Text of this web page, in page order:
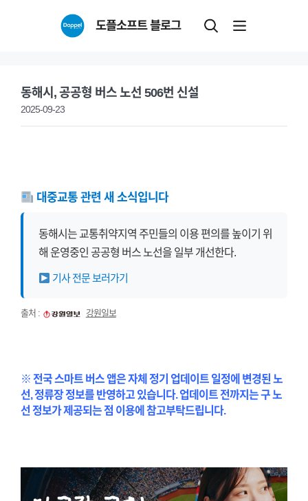
도플소프트 블로그
동해시, 공공형 버스 노선 506번 신설
2025-09-23
대중교통 관련 새 소식입니다
동해시는 교통취약지역 주민들의 이용 편의를 높이기 위
해 운영중인 공공형 버스 노선을 일부 개선한다.
기사 전문 보러가기
출처 : 강원일보
※ 전국 스마트 버스 앱은 자체 정기 업데이트 일정에 변경된 노
선, 정류장 정보를 반영하고 있습니다. 업데이트 전까지는 구 노
선 정보가 제공되는 점 이용에 참고부탁드립니다.